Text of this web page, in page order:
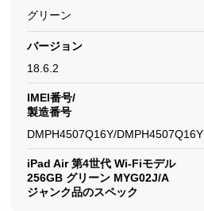
グリーン
バージョン
18.6.2
IMEI番号/
製造番号
DMPH4507Q16Y/DMPH4507Q16Y
iPad Air 第4世代 Wi-Fiモデル
256GB グリーン MYG02J/A
ジャンク品のスペック